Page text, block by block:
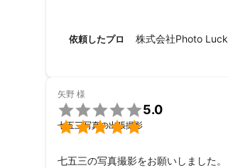
依頼したプロ 株式会社Photo
矢野 様


5.0
七五三写真の出張撮影
七五三の写真撮影をお願いしました。